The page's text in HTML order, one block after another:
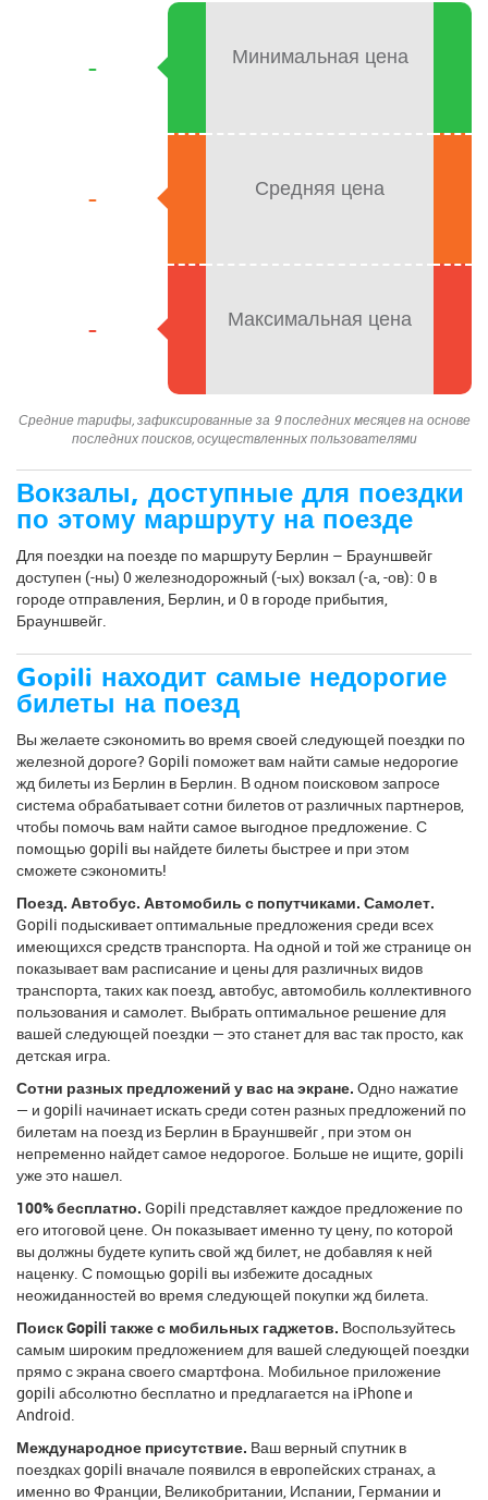
-
-
-
Минимальная цена
Средняя цена
Максимальная цена
Средние тарифы, зафиксированные за 9 последних месяцев на основе
последних поисков, осуществленных пользователями
Вокзалы, доступные для поездки
по этому маршруту на поезде
Для поездки на поезде по маршруту Берлин – Брауншвейг
доступен (-ны) 0 железнодорожный (-ых) вокзал (-а, -ов): 0 в
городе отправления, Берлин, и 0 в городе прибытия,
Брауншвейг.
Gopili находит самые недорогие
билеты на поезд
Вы желаете сэкономить во время своей следующей поездки по
железной дороге? Gopili поможет вам найти самые недорогие
жд билеты из Берлин в Берлин. В одном поисковом запросе
система обрабатывает сотни билетов от различных партнеров,
чтобы помочь вам найти самое выгодное предложение. С
помощью gopili вы найдете билеты быстрее и при этом
сможете сэкономить!
Поезд. Автобус. Автомобиль с попутчиками. Самолет.
Gopili подыскивает оптимальные предложения среди всех
имеющихся средств транспорта. На одной и той же странице он
показывает вам расписание и цены для различных видов
транспорта, таких как поезд, автобус, автомобиль коллективного
пользования и самолет. Выбрать оптимальное решение для
вашей следующей поездки — это станет для вас так просто, как
детская игра.
Сотни разных предложений у вас на экране. Одно нажатие
— и gopili начинает искать среди сотен разных предложений по
билетам на поезд из Берлин в Брауншвейг , при этом он
непременно найдет самое недорогое. Больше не ищите, gopili
уже это нашел.
100% бесплатно. Gopili представляет каждое предложение по
его итоговой цене. Он показывает именно ту цену, по которой
вы должны будете купить свой жд билет, не добавляя к ней
наценку. С помощью gopili вы избежите досадных
неожиданностей во время следующей покупки жд билета.
Поиск Gopili также с мобильных гаджетов. Воспользуйтесь
самым широким предложением для вашей следующей поездки
прямо с экрана своего смартфона. Мобильное приложение
gopili абсолютно бесплатно и предлагается на iPhone и
Android.
Международное присутствие. Ваш верный спутник в
поездках gopili вначале появился в европейских странах, а
именно во Франции, Великобритании, Испании, Германии и